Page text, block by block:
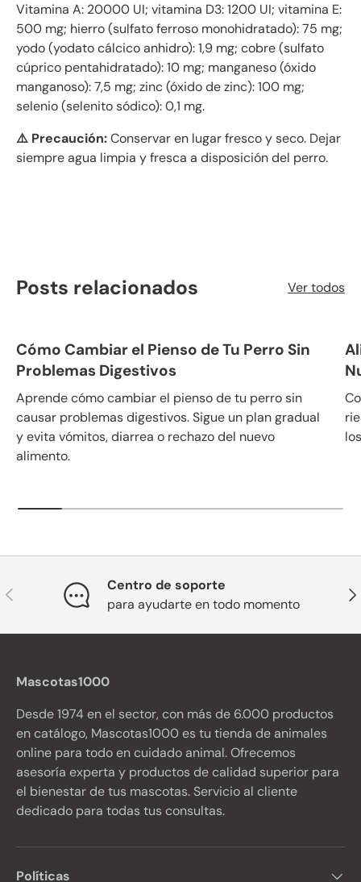
Vitamina A: 20000 UI; vitamina D3: 1200 UI; vitamina E:
500 mg; hierro (sulfato ferroso monohidratado): 75 mg;
yodo (yodato cálcico anhidro): 1,9 mg; cobre (sulfato
cúprico pentahidratado): 10 mg; manganeso (óxido
manganoso): 7,5 mg; zinc (óxido de zinc): 100 mg;
selenio (selenito sódico): 0,1 mg.
⚠️ Precaución:Conservar en lugar fresco y seco. Dejar
siempre agua limpia y fresca a disposición del perro.
Posts relacionados Ver todos
Cómo Cambiar el Pienso de Tu Perro Sin
Problemas Digestivos
Aprende cómo cambiar el pienso de tu perro sin
causar problemas digestivos. Sigue un plan gradual
y evita vómitos, diarrea o rechazo del nuevo
alimento.
Anterior
Centro de soporte
para ayudarte en todo momento
Mascotas1000
Desde 1974 en el sector, con más de 6.000 productos
en catálogo, Mascotas1000 es tu tienda de animales
online para todo en cuidado animal. Ofrecemos
asesoría experta y productos de calidad superior para
el bienestar de tus mascotas. Servicio al cliente
dedicado para todas tus consultas.
Políticas